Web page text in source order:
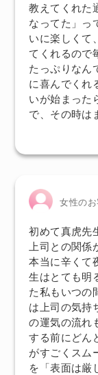
教えてくれた
なってた」っ
いに楽しくて
てくれるので
たっぷりなん
に喜んでくれ
いが始まった
で、その時は
女性のお
初めて真虎先
上司との関
本当に辛くて
生はとても明
た私もいつの
は上司の気持
の運気の流れ
する前にどん
がすごくスム
を「表面は厳